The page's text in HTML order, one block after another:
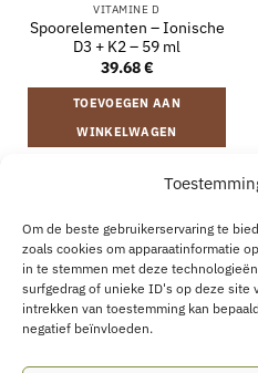
Om de beste gebruikerservaring te
zoals cookies om apparaatinformatie
in te stemmen met deze
surfgedrag of unieke ID's op deze site
intrekken van toestemming kan
negatief beïnvloeden.
VITAMINE D
Spoorelementen – Ionische
D3 + K2 – 59 ml
39.68€
TOEVOEGEN AAN
WINKELWAGEN
OVER
CONTACT B2B
AANKOOP